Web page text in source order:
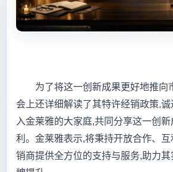
为了将这一创新成果更好地推向
会上还详细解读了其特许经销政策,
入金莱雅的大家庭,共同分享这一创
利。金莱雅表示,将秉持开放合作、
销商提供全方位的支持与服务,助力